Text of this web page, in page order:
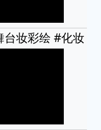
妆彩绘 #化妆